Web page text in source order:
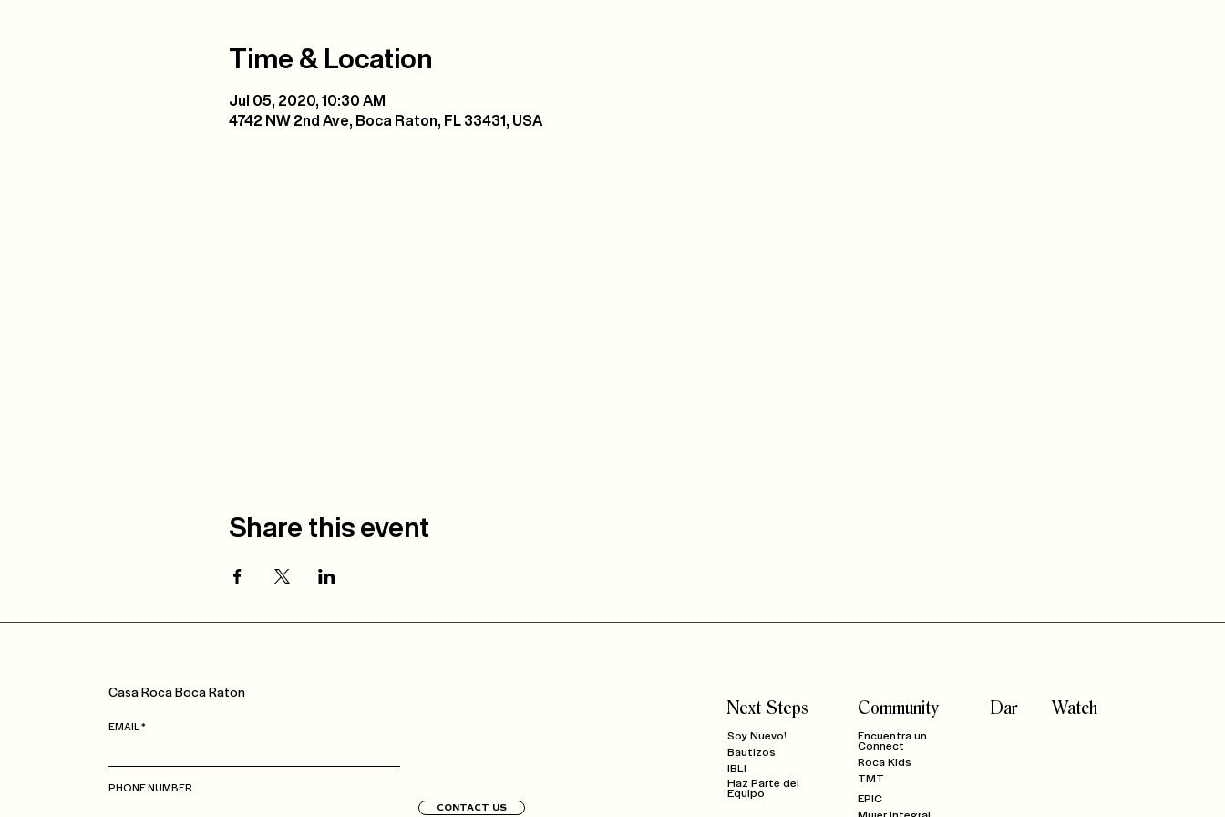
Time & Location
Jul 05, 2020, 10:30 AM
4742 NW 2nd Ave, Boca Raton, FL 33431, USA
Share this event
CasaRocaBoca Raton
EMAIL
PHONE NUMBER
CONTACT US
Next Steps
Soy Nuevo!
Bautizos
IBLI
Haz Parte del
Equipo
Community Dar Watch
Encuentra un
Connect
Roca Kids
TMT
EPIC